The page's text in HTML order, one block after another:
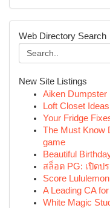
Web Directory Search
New Site Listings
Aiken Dumpster
Loft Closet
Your Fridge
The Must Know
game
Beautiful
สล็อต PG: เปิด
Score
A Leading CA
White Magic